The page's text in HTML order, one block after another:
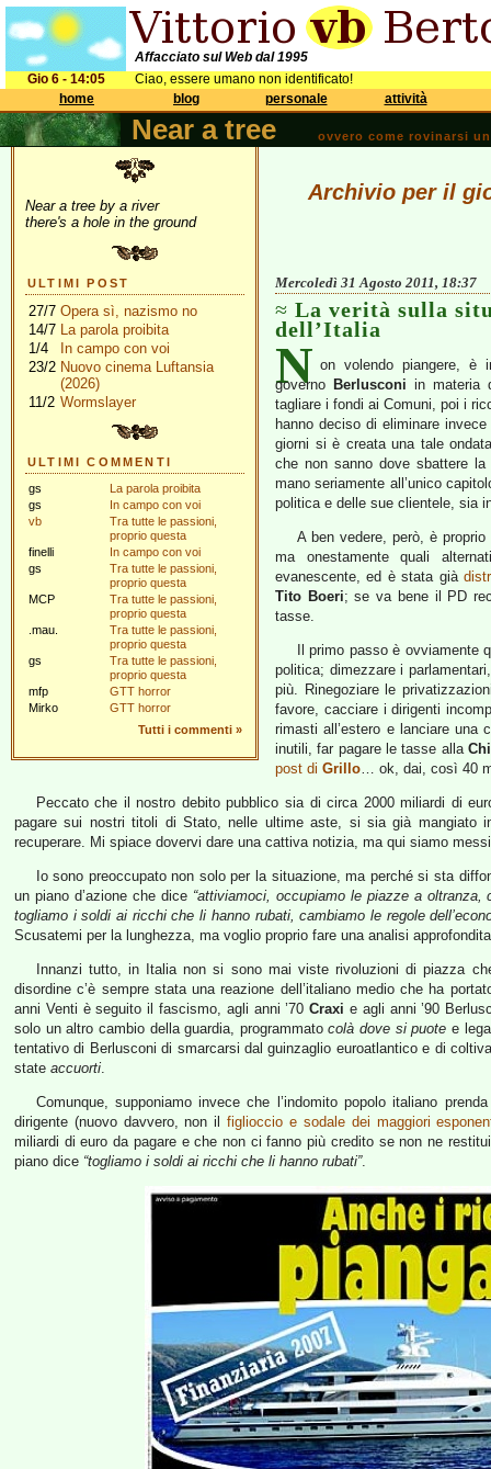
Affacciato sul Web dal 1995
Gio 6 - 14:05
Ciao, essere umano non identificato!
home
blog personale attività
Near a tree ovvero come rovinarsi
Near a tree by a river
there's a hole in the ground
ULTIMI POST
27/7 Opera sì, nazismo no
14/7 La parola proibita
1/4
In campo con voi
23/2 Nuovo cinema Luftansia
(2026)
11/2 Wormslayer
ULTIMI COMMENTI
gs
La parola proibita
gs
In campo con voi
vb
Tra tutte le passioni,
proprio questa
finelli
In campo con voi
gs
Tra tutte le passioni,
proprio questa
MCP
Tra tutte le passioni,
proprio questa
.mau.
Tra tutte le passioni,
proprio questa
gs
Tra tutte le passioni,
proprio questa
mfp
GTT horror
Mirko
GTT horror
Tutti i commenti »
Archivio per il
Mercoledì 31 Agosto 2011, 18:37
La verità sulla
dell’Italia
N on volendo piangere, è
governo Berlusconi in materia
tagliare i fondi ai Comuni, poi i
hanno deciso di eliminare
giorni si è creata una tale
che non sanno dove sbattere
mano seriamente all’unico
politica e delle sue clientele, sia
A ben vedere, però, è
ma onestamente quali
evanescente, ed è stata già
Tito Boeri; se va bene il PD
tasse.
Il primo passo è
politica; dimezzare i
più. Rinegoziare le
favore, cacciare i dirigenti
rimasti all’estero e lanciare una
inutili, far pagare le tasse alla
post di Grillo… ok, dai, così 40
Peccato che il nostro debito pubblico sia di circa 2000 miliardi di
pagare sui nostri titoli di Stato, nelle ultime aste, si sia già mangiato
recuperare. Mi spiace dovervi dare una cattiva notizia, ma qui siamo
Io sono preoccupato non solo per la situazione, ma perché si sta
un piano d’azione che dice “attiviamoci, occupiamo le piazze a
togliamo i soldi ai ricchi che li hanno rubati, cambiamo le regole
Scusatemi per la lunghezza, ma voglio proprio fare una analisi
Innanzi tutto, in Italia non si sono mai viste rivoluzioni di piazza
disordine c’è sempre stata una reazione dell’italiano medio che ha
anni Venti è seguito il fascismo, agli anni ’70Craxi e agli anni ’90
solo un altro cambio della guardia, programmatocolà dove si puote e
tentativo di Berlusconi di smarcarsi dal guinzaglio euroatlantico e di
state accuorti.
Comunque, supponiamo invece che l’indomito popolo italiano
dirigente (nuovo davvero, non ilfiglioccio e sodale dei maggiori
miliardi di euro da pagare e che non ci fanno più credito se non ne
piano dice “togliamo i soldi ai ricchi che li hanno rubati”.